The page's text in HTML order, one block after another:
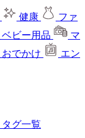
健康
ファ
ベビー用品
マ
おでかけ
エン
タグ一覧